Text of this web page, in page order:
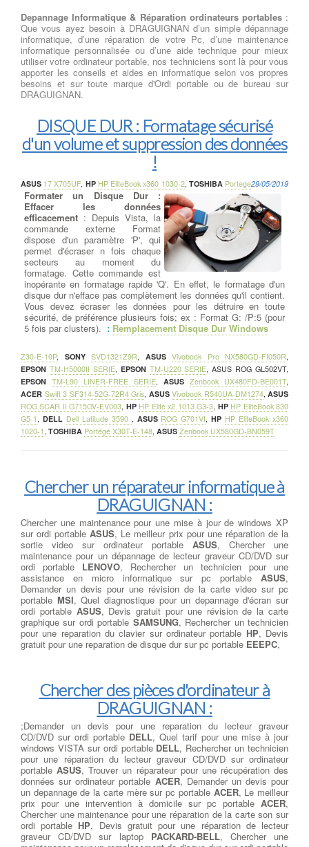
Depannage Informatique & Réparation ordinateurs portables:
Que vous ayez besoin à DRAGUIGNAN d’un simple dépannage
informatique, d’une réparation de votre Pc, d’une maintenance
informatique personnalisée ou d’une aide technique pour mieux
utiliser votre ordinateur portable, nos techniciens sont là pour vous
apporter les conseils et aides en informatique selon vos propres
besoins et sur toute marque d'Ordi portable ou de bureau sur
DRAGUIGNAN.
DISQUE DUR : Formatage sécurisé
d'un volume et suppression des données
!
29/05/2019
Formater un Disque Dur :
Effacer les données
efficacement : Depuis Vista, la
commande externe Format
dispose d'un paramètre 'P', qui
permet d'écraser n fois chaque
secteurs au moment du
formatage. Cette commande est
inopérante en formatage rapide 'Q'. En effet, le formatage d'un
disque dur n'efface pas complètement les données qu'il contient.
Vous devez écraser les données pour les détruire en toute
sécurité, de préférence plusieurs fois; ex : Format G: /P:5 (pour
5 fois par clusters). : Remplacement Disque Dur Windows
ASUS 17 X705UF, HP HP EliteBook x360 1030-2, TOSHIBA Portege
Z30-E-10P, SONY SVD1321Z9R, ASUS Vivobook Pro NX580GD-FI050R,
EPSON TM-H5000II SERIE, EPSON TM-U220 SERIE,ASUS ROG GL502VT,
EPSON TM-L90 LINER-FREE SERIE, ASUS Zenbook UX480FD-BE001T,
ACER Swift 3 SF314-52G-72R4 Gris, ASUS Vivobook R540UA-DM1274, ASUS
ROG SCAR II G715GV-EV003, HP HP Elite x2 1013 G3-3, HP HP EliteBook 830
G5-1 , DELL Dell Latitude 3590 , ASUS ROG G701VI,HP HP EliteBook x360
1020-1 , TOSHIBA Portégé X30T-E-148, ASUS Zenbook UX580GD-BN059T
Chercher un réparateur informatique à
DRAGUIGNAN :
Chercher une maintenance pour une mise à jour de windows XP
sur ordi portableASUS, Le meilleur prix pour une réparation de la
sortie video sur ordinateur portable ASUS, Chercher une
maintenance pour un dépannage de lecteur graveur CD/DVD sur
ordi portable LENOVO, Rechercher un technicien pour une
assistance en micro informatique sur pc portable ASUS,
Demander un devis pour une révision de la carte video sur pc
portable MSI, Quel diagnostique pour un depannage d'écran sur
ordi portable ASUS, Devis gratuit pour une révision de la carte
graphique sur ordi portable SAMSUNG, Rechercher un technicien
pour une reparation du clavier sur ordinateur portable HP, Devis
gratuit pour une reparation de disque dur sur pc portable EEEPC,
Chercher des pièces d'ordinateur à
DRAGUIGNAN :
;Demander un devis pour une reparation du lecteur graveur
CD/DVD sur ordi portable DELL, Quel tarif pour une mise à jour
windows VISTA sur ordi portable DELL, Rechercher un technicien
pour une réparation du lecteur graveur CD/DVD sur ordinateur
portableASUS, Trouver un réparateur pour une récupération des
données sur ordinateur portable ACER, Demander un devis pour
un depannage de la carte mère sur pc portable ACER, Le meilleur
prix pour une intervention à domicile sur pc portable ACER,
Chercher une maintenance pour une réparation de la carte son sur
ordi portable HP, Devis gratuit pour une réparation de lecteur
graveur CD/DVD sur laptop PACKARD-BELL, Chercher une